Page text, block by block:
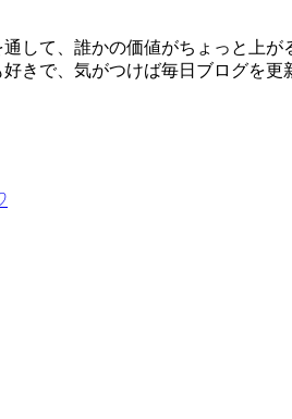
して、誰かの価値がちょっと上
きで、気がつけば毎日ブログを